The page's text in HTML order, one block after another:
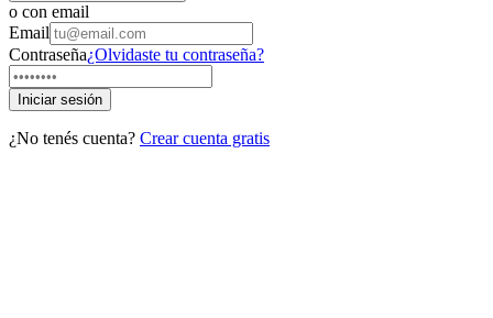
o con email
Email
Contraseña¿Olvidaste tu contraseña?
Iniciar sesión
¿No tenés cuenta? Crear cuenta gratis